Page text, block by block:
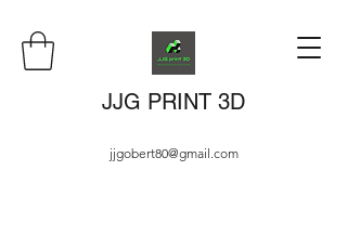
JJG PRINT 3D
jjgobert80@gmail.com